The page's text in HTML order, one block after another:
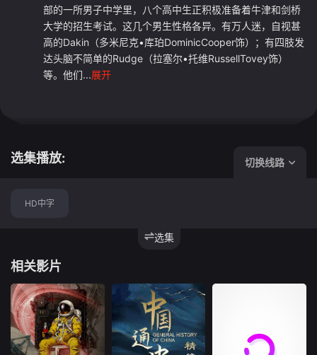
部的一所男子中学里，八个高中生正积极准备着牛津和剑桥
大学的招生考试。这几个男生性格各异。有万人迷，自视甚
高的Dakin（多米尼克•库珀DominicCooper饰）；有四肢发
达头脑不简单的Rudge（拉塞尔•托维RussellTovey饰）
等。他们...展开
选集播放: 切换线路
选集
HD中字
相关影片